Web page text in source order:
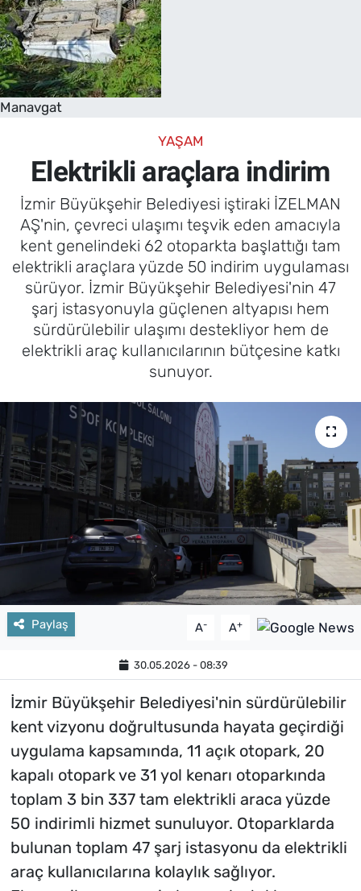
Manavgat
YAŞAM
Elektrikli araçlara indirim
İzmir Büyükşehir Belediyesi iştiraki İZELMAN
AŞ'nin, çevreci ulaşımı teşvik eden amacıyla
kent genelindeki 62 otoparkta başlattığı tam
elektrikli araçlara yüzde 50 indirim uygulaması
sürüyor. İzmir Büyükşehir Belediyesi'nin 47
şarj istasyonuyla güçlenen altyapısı hem
sürdürülebilir ulaşımı destekliyor hem de
elektrikli araç kullanıcılarının bütçesine katkı
sunuyor.
Paylaş A- A+
30.05.2026 - 08:39
İzmir Büyükşehir Belediyesi'nin sürdürülebilir
kent vizyonu doğrultusunda hayata geçirdiği
uygulama kapsamında, 11 açık otopark, 20
kapalı otopark ve 31 yol kenarı otoparkında
toplam 3 bin 337 tam elektrikli araca yüzde
50 indirimli hizmet sunuluyor. Otoparklarda
bulunan toplam 47 şarj istasyonu da elektrikli
araç kullanıcılarına kolaylık sağlıyor.